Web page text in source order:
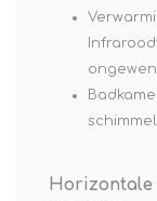
Horizontale